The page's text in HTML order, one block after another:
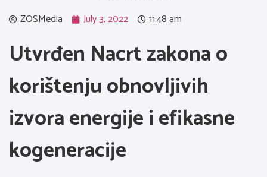
ZOSMedia July 3, 2022 11:48 am
Utvrđen Nacrt zakona o
korištenju obnovljivih
izvora energije i efikasne
kogeneracije